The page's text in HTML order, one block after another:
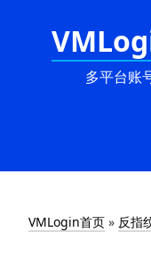
多平台账
VMLogin首页 » 反指